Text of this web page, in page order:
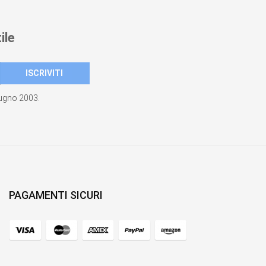
2003.
PAGAMENTI SICURI